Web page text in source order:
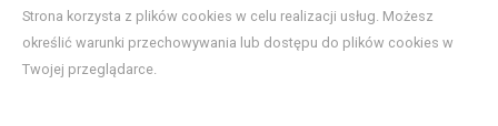
Strona korzysta z plików cookies w celu realizacji usług. Możesz
określić warunki przechowywania lub dostępu do plików cookies w
Twojej przeglądarce.